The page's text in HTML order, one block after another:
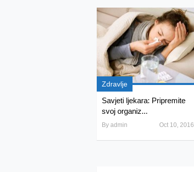
Zdravlje
Savjeti ljekara: Pripremite
svoj organiz...
By admin Oct 10, 2016